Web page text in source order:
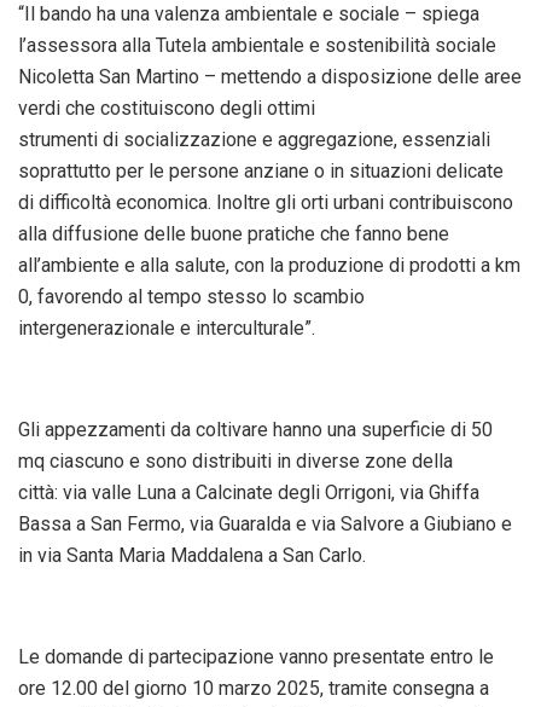
“Il bando ha una valenza ambientale e sociale – spiega
l’assessora alla Tutela ambientale e sostenibilità sociale
Nicoletta San Martino – mettendo a disposizione delle aree
verdi che costituiscono degli ottimi
strumenti di socializzazione e aggregazione, essenziali
soprattutto per le persone anziane o in situazioni delicate
di difficoltà economica. Inoltre gli orti urbani contribuiscono
alla diffusione delle buone pratiche che fanno bene
all’ambiente e alla salute, con la produzione di prodotti a km
0, favorendo al tempo stesso lo scambio
intergenerazionale e interculturale”.
Gli appezzamenti da coltivare hanno una superficie di 50
mq ciascuno e sono distribuiti in diverse zone della
città: via valle Luna a Calcinate degli Orrigoni, via Ghiffa
Bassa a San Fermo, via Guaralda e via Salvore a Giubiano e
in via Santa Maria Maddalena a San Carlo.
Le domande di partecipazione vanno presentate entro le
ore 12.00 del giorno 10 marzo 2025, tramite consegna a